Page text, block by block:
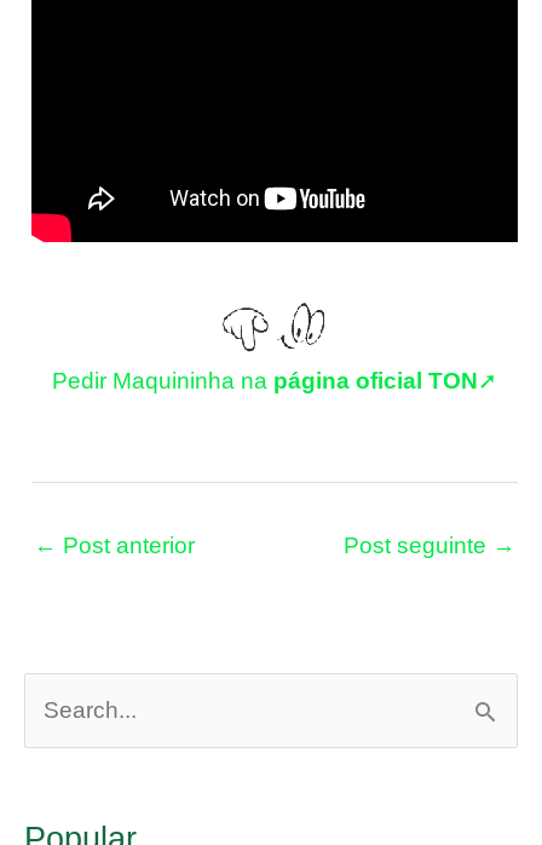
Pedir Maquininha na página oficial TON➚
← Post anterior Post seguinte →
q